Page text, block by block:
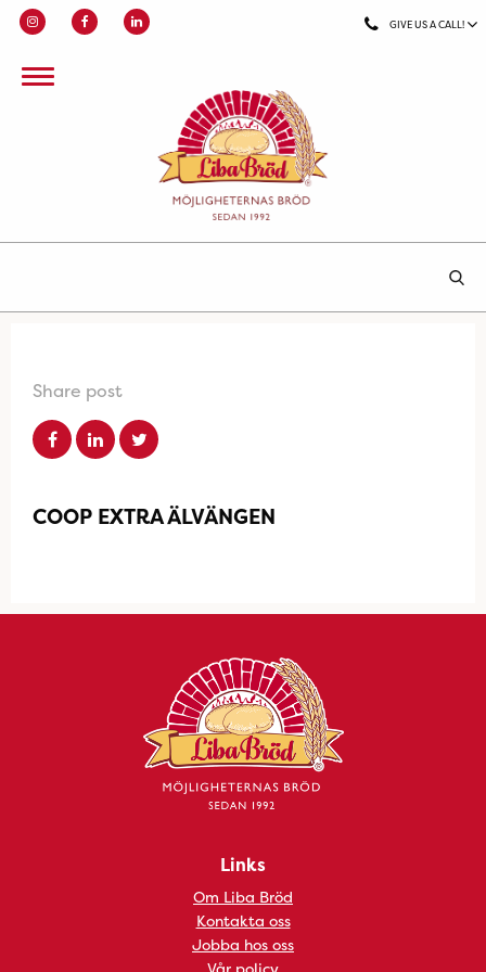
GIVE US A CALL!
Share post
COOP EXTRA ÄLVÄNGEN
Links
Om Liba Bröd
Kontakta oss
Jobba hos oss